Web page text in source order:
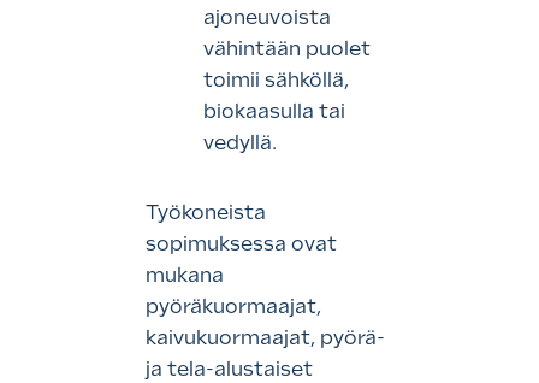
ajoneuvoista
vähintään puolet
toimii sähköllä,
biokaasulla tai
vedyllä.
Työkoneista
sopimuksessa ovat
mukana
pyöräkuormaajat,
kaivukuormaajat, pyörä-
ja tela-alustaiset